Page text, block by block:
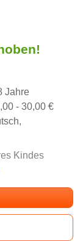
Jahre
- 30,00 €
Kindes